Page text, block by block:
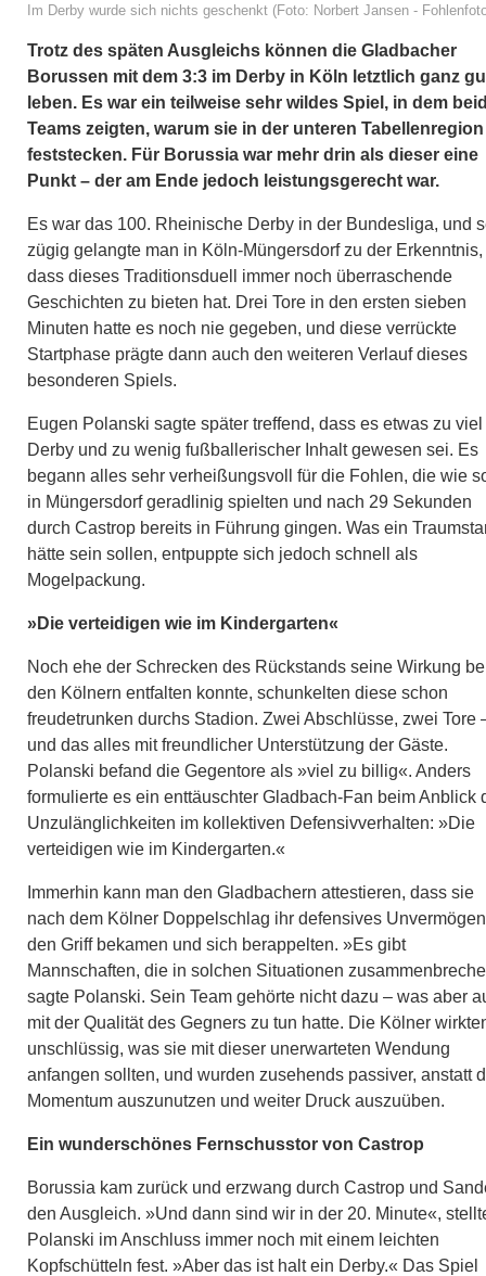
Im Derby wurde sich nichts geschenkt (Foto: Norbert Jansen -
Trotz des späten Ausgleichs können die Gladbacher
Borussen mit dem 3:3 im Derby in Köln letztlich ganz
leben. Es war ein teilweise sehr wildes Spiel, in dem
Teams zeigten, warum sie in der unteren Tabellenregion
feststecken. Für Borussia war mehr drin als dieser eine
Punkt – der am Ende jedoch leistungsgerecht war.
Es war das 100. Rheinische Derby in der Bundesliga, und
zügig gelangte man in Köln-Müngersdorf zu der Erkenntnis,
dass dieses Traditionsduell immer noch überraschende
Geschichten zu bieten hat. Drei Tore in den ersten sieben
Minuten hatte es noch nie gegeben, und diese verrückte
Startphase prägte dann auch den weiteren Verlauf dieses
besonderen Spiels.
Eugen Polanski sagte später treffend, dass es etwas zu viel
Derby und zu wenig fußballerischer Inhalt gewesen sei. Es
begann alles sehr verheißungsvoll für die Fohlen, die wie
in Müngersdorf geradlinig spielten und nach 29 Sekunden
durch Castrop bereits in Führung gingen. Was ein
hätte sein sollen, entpuppte sich jedoch schnell als
Mogelpackung.
»Die verteidigen wie im Kindergarten«
Noch ehe der Schrecken des Rückstands seine Wirkung
den Kölnern entfalten konnte, schunkelten diese schon
freudetrunken durchs Stadion. Zwei Abschlüsse, zwei Tore
und das alles mit freundlicher Unterstützung der Gäste.
Polanski befand die Gegentore als »viel zu billig«. Anders
formulierte es ein enttäuschter Gladbach-Fan beim Anblick
Unzulänglichkeiten im kollektiven Defensivverhalten: »Die
verteidigen wie im Kindergarten.«
Immerhin kann man den Gladbachern attestieren, dass sie
nach dem Kölner Doppelschlag ihr defensives
den Griff bekamen und sich berappelten. »Es gibt
Mannschaften, die in solchen Situationen
sagte Polanski. Sein Team gehörte nicht dazu – was aber
mit der Qualität des Gegners zu tun hatte. Die Kölner
unschlüssig, was sie mit dieser unerwarteten Wendung
anfangen sollten, und wurden zusehends passiver, anstatt
Momentum auszunutzen und weiter Druck auszuüben.
Ein wunderschönes Fernschusstor von Castrop
Borussia kam zurück und erzwang durch Castrop und
den Ausgleich. »Und dann sind wir in der 20. Minute«,
Polanski im Anschluss immer noch mit einem leichten
Kopfschütteln fest. »Aber das ist halt ein Derby.« Das Spiel